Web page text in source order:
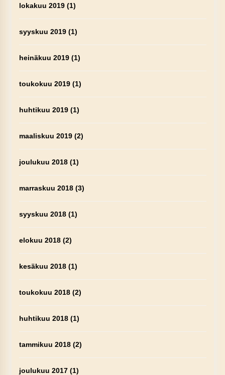
lokakuu 2019(1)
syyskuu 2019(1)
heinäkuu 2019(1)
toukokuu 2019(1)
huhtikuu 2019(1)
maaliskuu 2019(2)
joulukuu 2018(1)
marraskuu 2018(3)
syyskuu 2018(1)
elokuu 2018(2)
kesäkuu 2018(1)
toukokuu 2018(2)
huhtikuu 2018(1)
tammikuu 2018(2)
joulukuu 2017(1)